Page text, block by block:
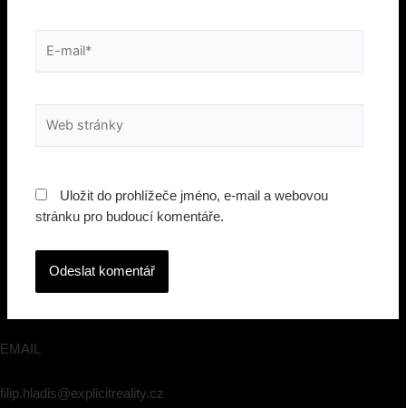
mail*
stránky
Uložit do prohlížeče jméno, e-mail a webovou
stránku pro budoucí komentáře.
EMAIL
filip.hladis@explicitreality.cz